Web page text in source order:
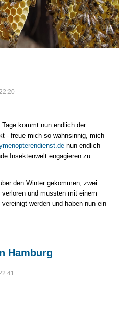
kommt nun endlich der
- freue mich so wahnsinnig, mich
nun endlich
Insektenwelt engagieren zu
den Winter gekommen; zwei
und mussten mit einem
werden und haben nun ein
Hamburg